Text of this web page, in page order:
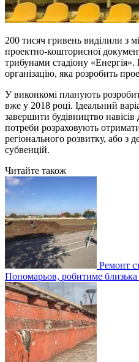
200 тисяч гривень виділили з
проектно-кошторисної
трибунами стадіону
організацію, яка розробить
У виконкомі планують
вже у 2018 році. Ідеальний
завершити будівництво
потреби розраховують
регіонального розвитку, або з
субвенцій.
Читайте також
Ремонт
Пономарьов, робитиме